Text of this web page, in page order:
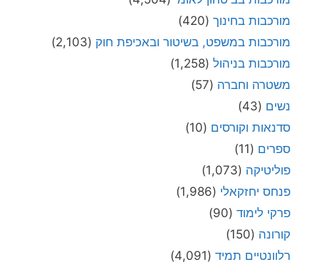
מורכבות בחינוך (420)
מורכבות במשפט, בשיטור ובאכיפת חוק (2,103)
מורכבות בניהול (1,258)
משטרה וחברה (57)
נשים (43)
סדנאות וקורסים (10)
ספרים (11)
פוליטיקה (1,073)
פנחס יחזקאלי (1,986)
פרקי לימוד (90)
קורונה (150)
רלוונטיים תמיד (4,091)